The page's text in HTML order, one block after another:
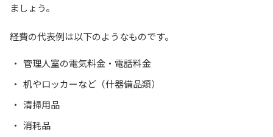
ましょう。
経費の代表例は以下のようなものです。
管理人室の電気料金・電話料金
机やロッカーなど（什器備品類）
清掃用品
消耗品